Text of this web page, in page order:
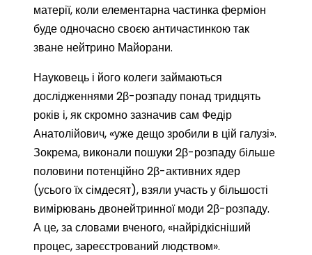
матерії, коли елементарна частинка ферміон
буде одночасно своєю античастинкою так
зване нейтрино Майорани.
Науковець і його колеги займаються
дослідженнями 2β-розпаду понад тридцять
років і, як скромно зазначив сам Федір
Анатолійович, «уже дещо зробили в цій галузі».
Зокрема, виконали пошуки 2β-розпаду більше
половини потенційно 2β-активних ядер
(усього їх сімдесят), взяли участь у більшості
вимірювань двонейтринної моди 2β-розпаду.
А це, за словами вченого, «найрідкісніший
процес, зареєстрований людством».